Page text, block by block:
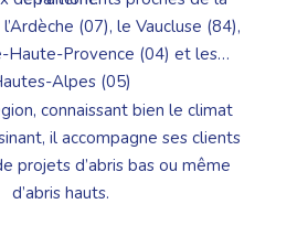
(07), le Vaucluse (84),
Haute-Provence (04) et les
Alpes (05)
connaissant bien le climat
il accompagne ses clients
projets d’abris bas ou même
d’abris hauts.